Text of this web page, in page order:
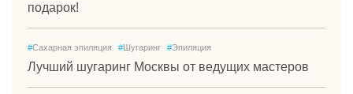
подарок!
#Сахарная эпиляция #Шугаринг #Эпиляция
Лучший шугаринг Москвы от ведущих мастеров